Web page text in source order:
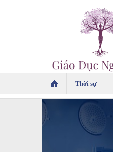
Thời sự